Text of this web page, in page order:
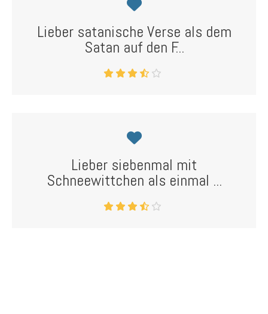
Lieber satanische Verse als dem
Satan auf den F...
Lieber siebenmal mit
Schneewittchen als einmal ...